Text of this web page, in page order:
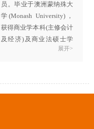
凭借着丰富的设备研发经
验，他将对设备的理解融
入进英达的沥青路面就地
热再生施工中，使得设备
在施工中发挥最优性能，
员。毕业于澳洲蒙纳殊大
学(Monash University)，
获得商业学本科(主修会计
及经济)及商业法硕士学
位，拥有香港与澳洲两地
务所”、“陈叶冯会计师事
展开>